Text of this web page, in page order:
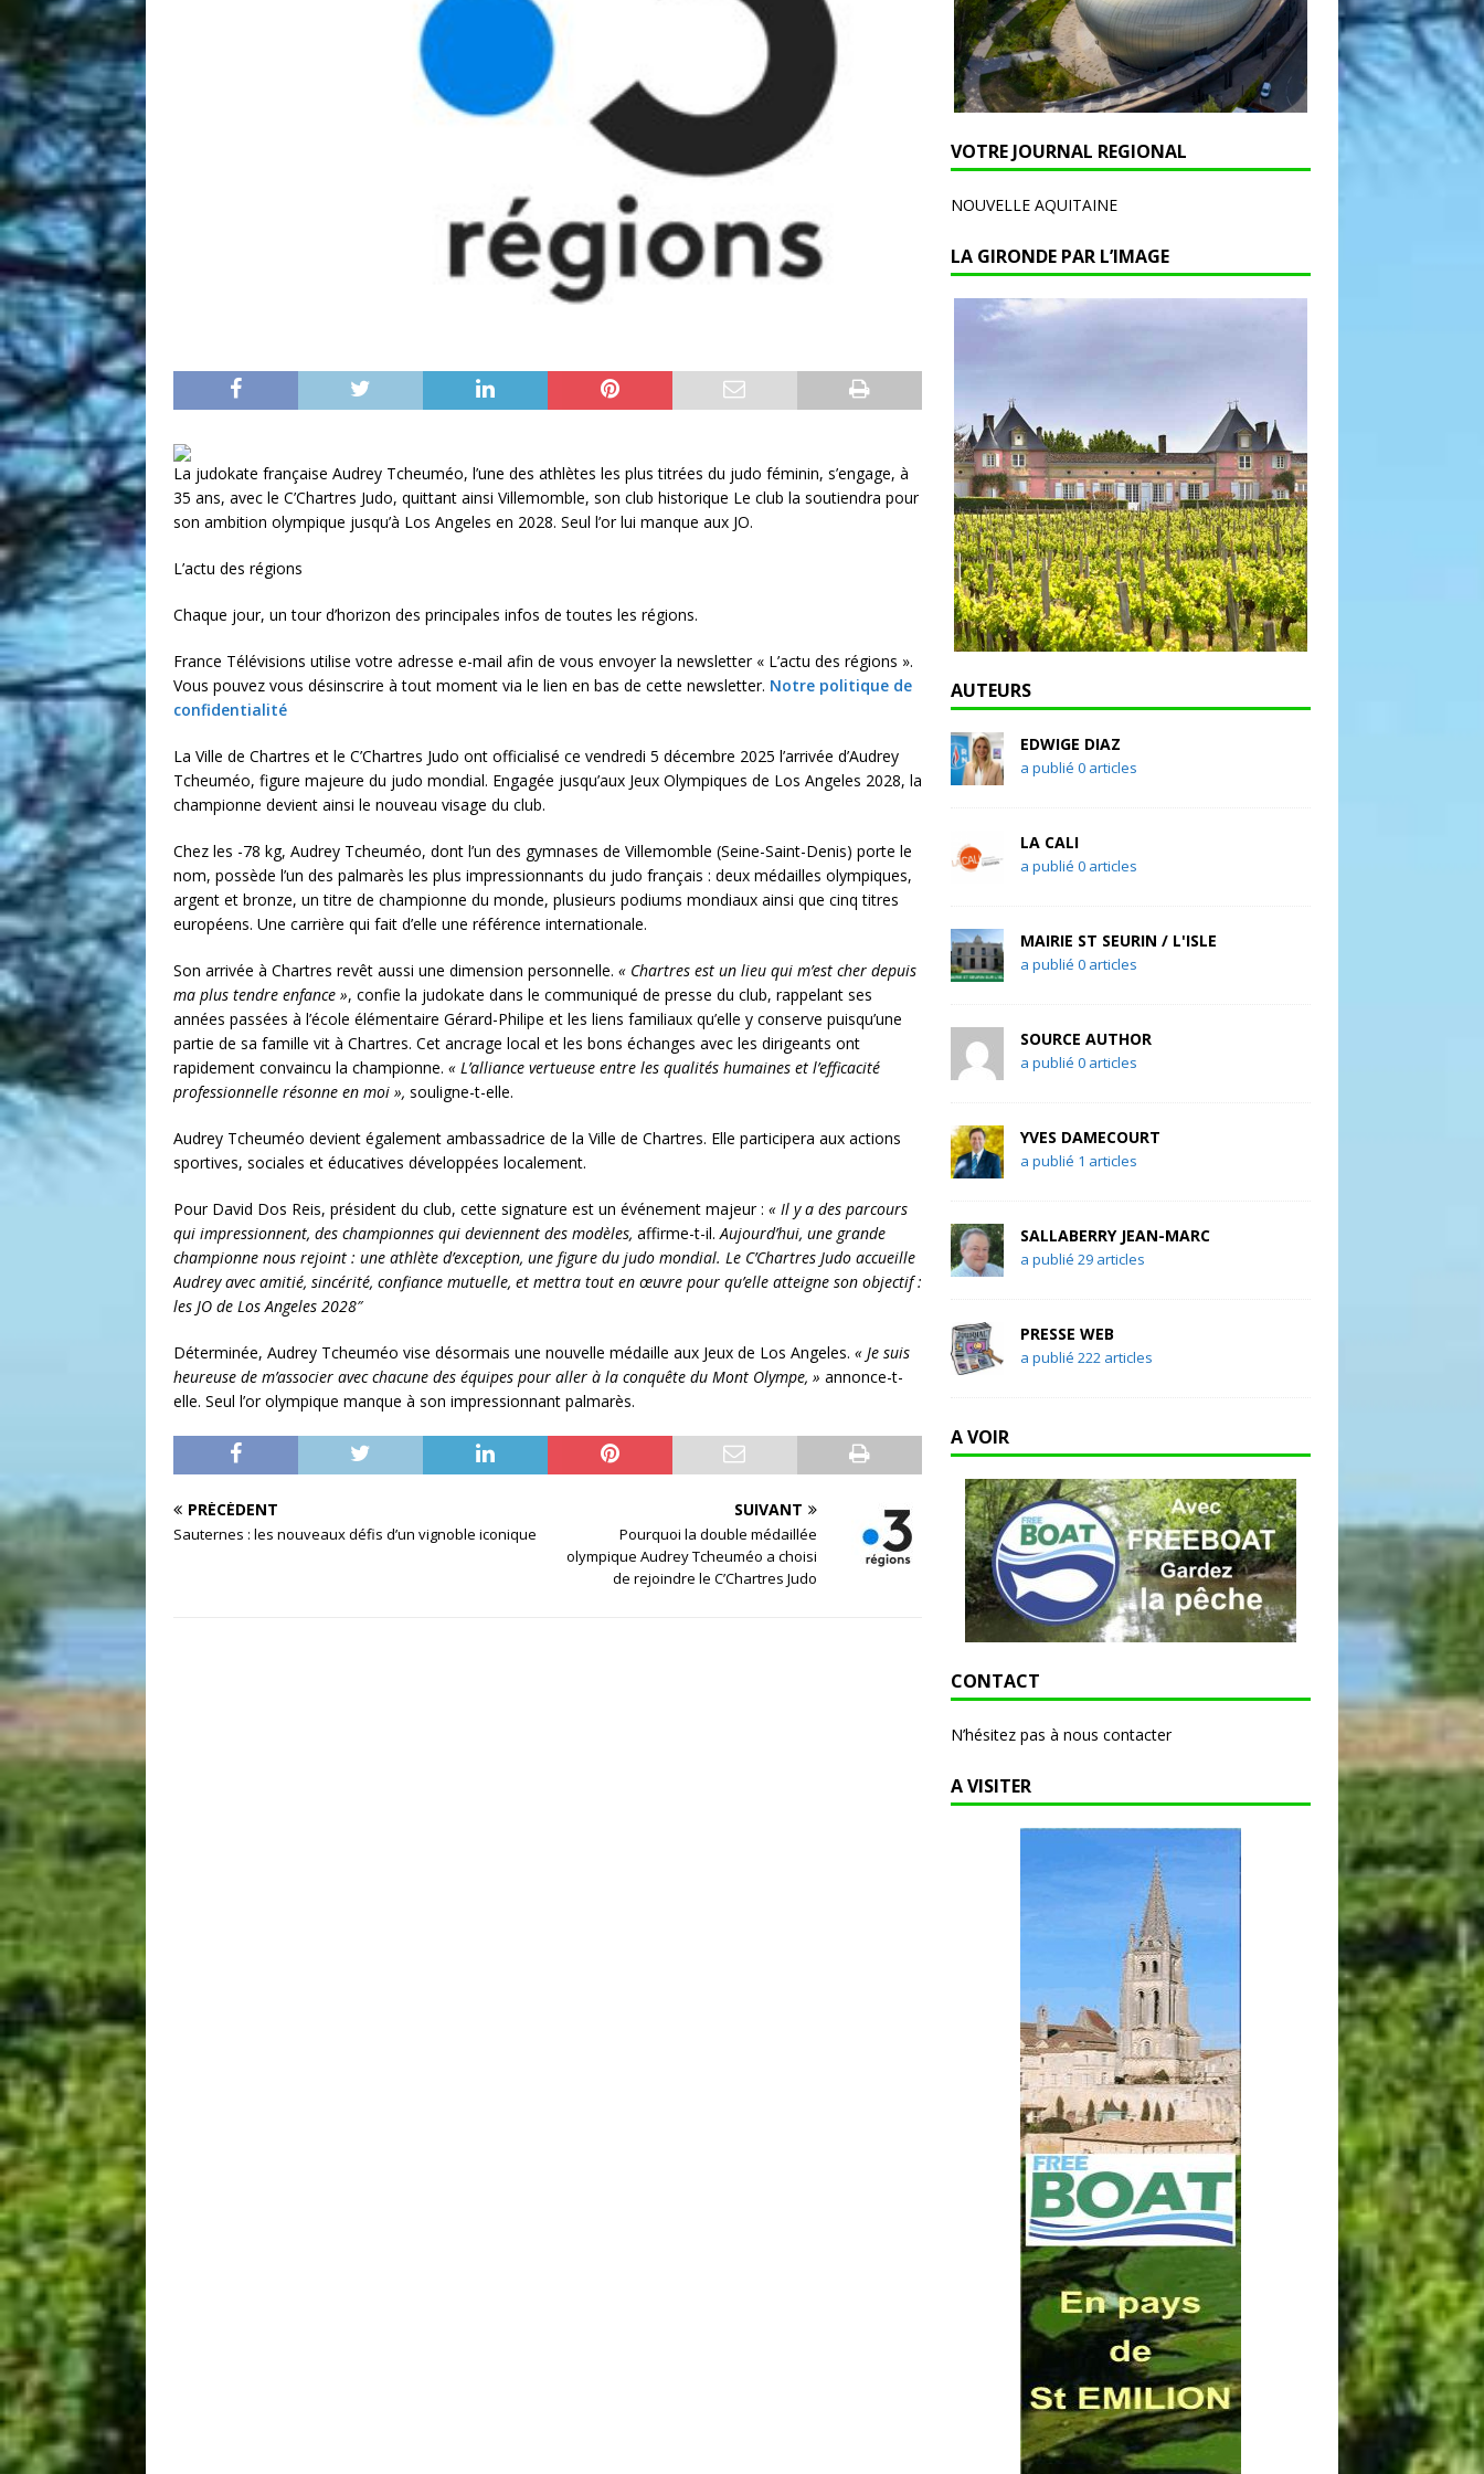
La judokate française Audrey Tcheuméo, l’une des athlètes les plus titrées du judo féminin, s’engage, à
35 ans, avec le C’Chartres Judo, quittant ainsi Villemomble, son club historique Le club la soutiendra pour
son ambition olympique jusqu’à Los Angeles en 2028. Seul l’or lui manque aux JO.
L’actu des régions
Chaque jour, un tour d’horizon des principales infos de toutes les régions.
France Télévisions utilise votre adresse e-mail afin de vous envoyer la newsletter « L’actu des régions ».
Vous pouvez vous désinscrire à tout moment via le lien en bas de cette newsletter. Notre politique de
confidentialité
La Ville de Chartres et le C’Chartres Judo ont officialisé ce vendredi 5 décembre 2025 l’arrivée d’Audrey
Tcheuméo, figure majeure du judo mondial. Engagée jusqu’aux Jeux Olympiques de Los Angeles 2028, la
championne devient ainsi le nouveau visage du club.
Chez les -78 kg, Audrey Tcheuméo, dont l’un des gymnases de Villemomble (Seine-Saint-Denis) porte le
nom, possède l’un des palmarès les plus impressionnants du judo français : deux médailles olympiques,
argent et bronze, un titre de championne du monde, plusieurs podiums mondiaux ainsi que cinq titres
européens. Une carrière qui fait d’elle une référence internationale.
Son arrivée à Chartres revêt aussi une dimension personnelle. « Chartres est un lieu qui m’est cher depuis
ma plus tendre enfance », confie la judokate dans le communiqué de presse du club, rappelant ses
années passées à l’école élémentaire Gérard-Philipe et les liens familiaux qu’elle y conserve puisqu’une
partie de sa famille vit à Chartres. Cet ancrage local et les bons échanges avec les dirigeants ont
rapidement convaincu la championne. « L’alliance vertueuse entre les qualités humaines et l’efficacité
professionnelle résonne en moi », souligne-t-elle.
Audrey Tcheuméo devient également ambassadrice de la Ville de Chartres. Elle participera aux actions
sportives, sociales et éducatives développées localement.
Pour David Dos Reis, président du club, cette signature est un événement majeur : « Il y a des parcours
qui impressionnent, des championnes qui deviennent des modèles, affirme-t-il.Aujourd’hui, une grande
championne nous rejoint : une athlète d’exception, une figure du judo mondial. Le C’Chartres Judo accueille
Audrey avec amitié, sincérité, confiance mutuelle, et mettra tout en œuvre pour qu’elle atteigne son objectif :
les JO de Los Angeles 2028″
Déterminée, Audrey Tcheuméo vise désormais une nouvelle médaille aux Jeux de Los Angeles. « Je suis
heureuse de m’associer avec chacune des équipes pour aller à la conquête du Mont Olympe, » annonce-t-
elle. Seul l’or olympique manque à son impressionnant palmarès.
PRÉCÉDENT
Sauternes : les nouveaux défis d’un vignoble iconique
SUIVANT
Pourquoi la double médaillée
olympique Audrey Tcheuméo a choisi
de rejoindre le C’Chartres Judo
VOTRE JOURNAL REGIONAL
NOUVELLE AQUITAINE
LA GIRONDE PAR L’IMAGE
AUTEURS
EDWIGE DIAZ
a publié 0 articles
LA CALI
a publié 0 articles
MAIRIE ST SEURIN / L'ISLE
a publié 0 articles
SOURCE AUTHOR
a publié 0 articles
YVES DAMECOURT
a publié 1 articles
SALLABERRY JEAN-MARC
a publié 29 articles
PRESSE WEB
a publié 222 articles
A VOIR
CONTACT
N’hésitez pas à nous contacter
A VISITER